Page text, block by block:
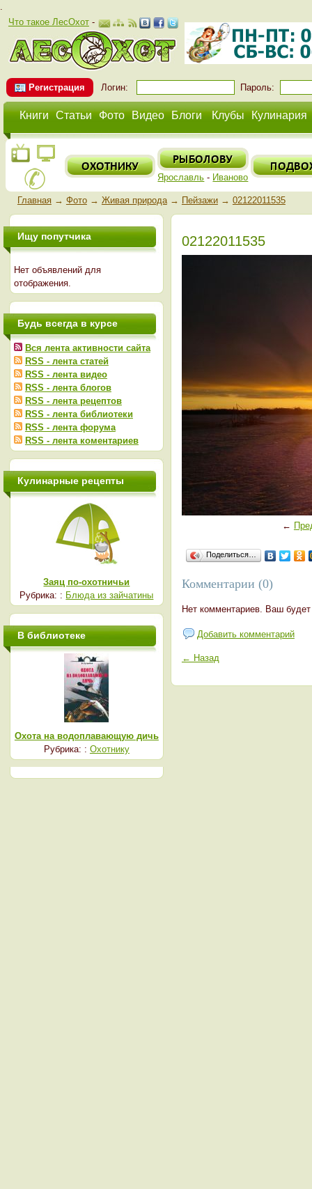
.
Что такое ЛесОхот-
Регистрация Логин: Пароль:
Книги Статьи Фото Видео Блоги Клубы Кулинария
Ярославль - Иваново
Главная→ Фото→ Живая природа→ Пейзажи→ 02122011535
02122011535
←
Поделиться…
Комментарии (0)
Нет комментариев. Ваш
Добавить комментарий
← Назад
Ищу попутчика
Нет объявлений для
отображения.
Будь всегда в курсе
Вся лента активности сайта
RSS - лента статей
RSS - лента видео
RSS - лента блогов
RSS - лента рецептов
RSS - лента библиотеки
RSS - лента форума
RSS - лента коментариев
Кулинарные рецепты
Заяц по-охотничьи
Рубрика: : Блюда из зайчатины
В библиотеке
Охота на водоплавающую дичь
Рубрика: : Охотнику